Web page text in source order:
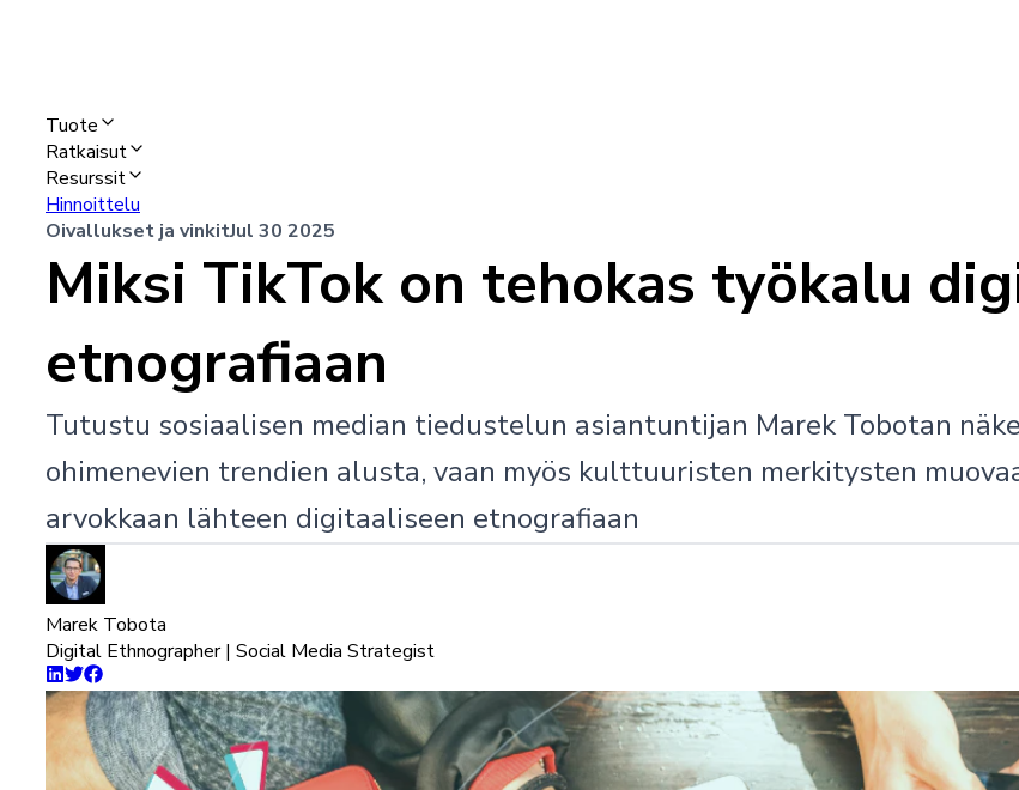
Tuote
Ratkaisut
Resurssit
Hinnoittelu
Oivallukset ja vinkitJul 30 2025
Miksi TikTok on tehokas työkalu
etnografiaan
Tutustu sosiaalisen median tiedustelun asiantuntijan Marek Tobotan
ohimenevien trendien alusta, vaan myös kulttuuristen merkitysten
arvokkaan lähteen digitaaliseen etnografiaan
Marek Tobota
Digital Ethnographer | Social Media Strategist